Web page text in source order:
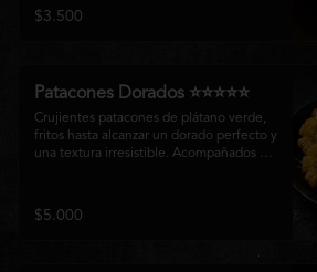
combinación perfecta de textura y
cremosidad que convierte este clásico en
$3.500
Patacones Dorados ⭐⭐⭐⭐⭐
Crujientes patacones de plátano verde,
fritos hasta alcanzar un dorado perfecto y
una textura irresistible. Acompañados de
disfrutar como entrada con el auténtico
sabor de la cocina nikkei.
$5.000